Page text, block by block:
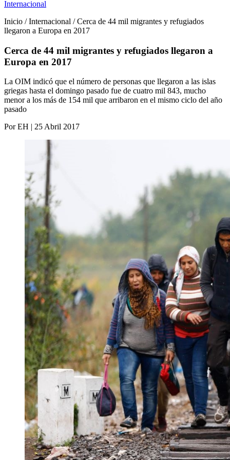
Internacional
Inicio / Internacional / Cerca de 44 mil migrantes y refugiados
llegaron a Europa en 2017
Cerca de 44 mil migrantes y refugiados llegaron a
Europa en 2017
La OIM indicó que el número de personas que llegaron a las islas
griegas hasta el domingo pasado fue de cuatro mil 843, mucho
menor a los más de 154 mil que arribaron en el mismo ciclo del año
pasado
Por EH | 25 Abril 2017